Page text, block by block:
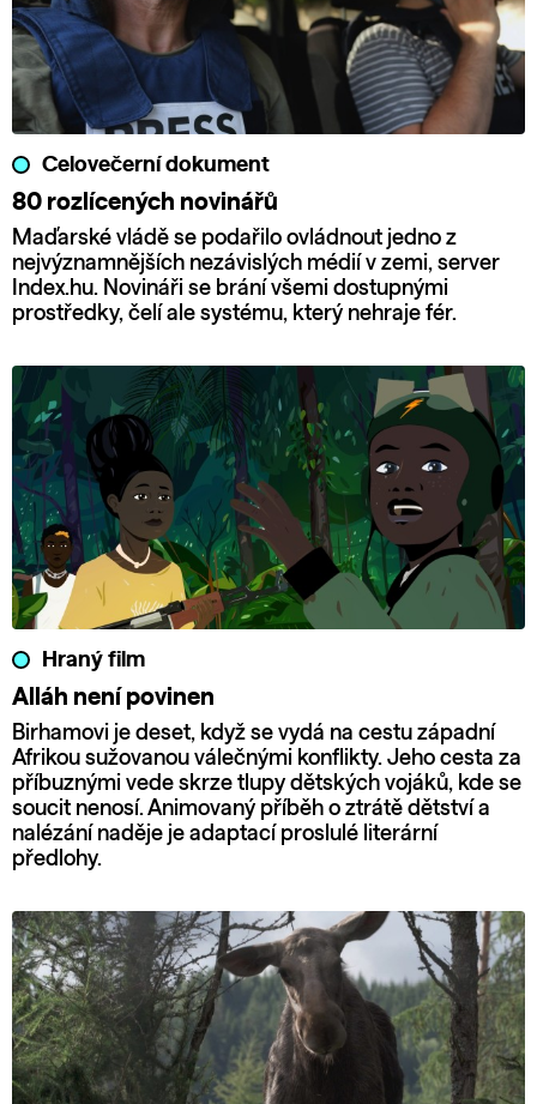
Celovečerní dokument
80 rozlícených novinářů
Maďarské vládě se podařilo ovládnout jedno z
nejvýznamnějších nezávislých médií v zemi, server
Index.hu. Novináři se brání všemi dostupnými
prostředky, čelí ale systému, který nehraje fér.
Hraný film
Alláh není povinen
Birhamovi je deset, když se vydá na cestu západní
Afrikou sužovanou válečnými konflikty. Jeho cesta za
příbuznými vede skrze tlupy dětských vojáků, kde se
soucit nenosí. Animovaný příběh o ztrátě dětství a
nalézání naděje je adaptací proslulé literární
předlohy.